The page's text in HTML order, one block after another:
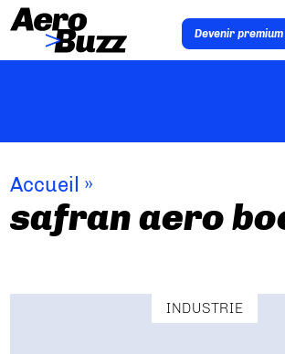
Devenir premium
Accueil »
safran aero
INDUSTRIE